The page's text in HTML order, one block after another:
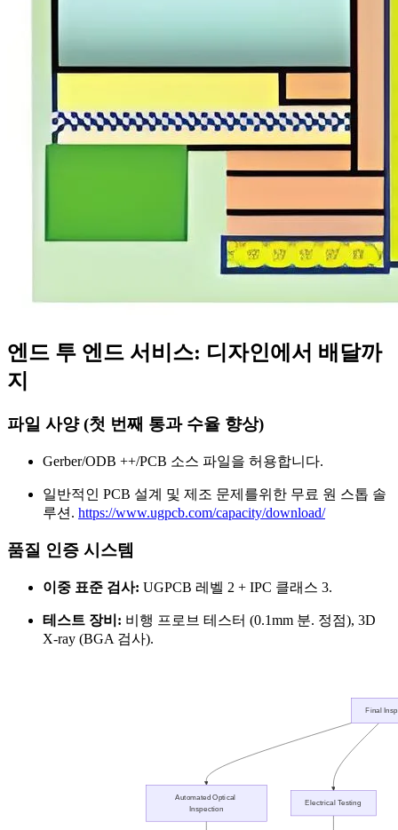
엔드 투 엔드 서비스: 디자인에서 배달까
지
파일 사양 (첫 번째 통과 수율 향상)
Gerber/ODB ++/PCB 소스 파일을 허용합니다.
일반적인 PCB 설계 및 제조 문제를위한 무료 원 스톱 솔
루션. https://www.ugpcb.com/capacity/download/
품질 인증 시스템
이중 표준 검사: UGPCB 레벨 2 + IPC 클래스 3.
테스트 장비: 비행 프로브 테스터 (0.1mm 분. 정점), 3D
X-ray (BGA 검사).